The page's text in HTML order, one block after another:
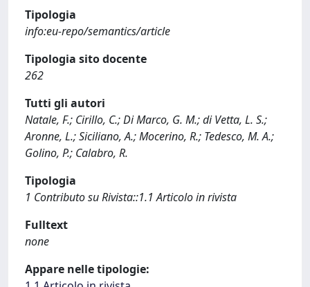
Tipologia
info:eu-repo/semantics/article
Tipologia sito docente
262
Tutti gli autori
Natale, F.; Cirillo, C.; Di Marco, G. M.; di Vetta, L. S.;
Aronne, L.; Siciliano, A.; Mocerino, R.; Tedesco, M. A.;
Golino, P.; Calabro, R.
Tipologia
1 Contributo su Rivista::1.1 Articolo in rivista
Fulltext
none
Appare nelle tipologie: